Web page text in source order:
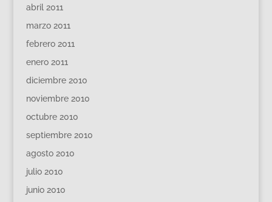
abril 2011
marzo 2011
febrero 2011
enero 2011
diciembre 2010
noviembre 2010
octubre 2010
septiembre 2010
agosto 2010
julio 2010
junio 2010